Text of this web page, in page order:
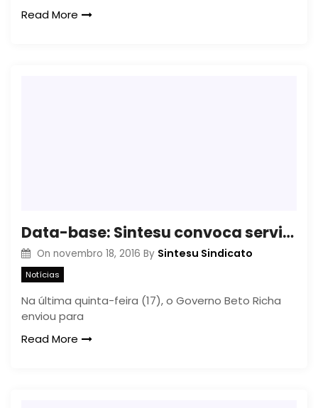
Read More
Data-base: Sintesu convoca servidores para mobilização em Curitiba
On novembro 18, 2016 By Sintesu Sindicato
Notícias
Na última quinta-feira (17), o Governo Beto Richa
enviou para
Read More